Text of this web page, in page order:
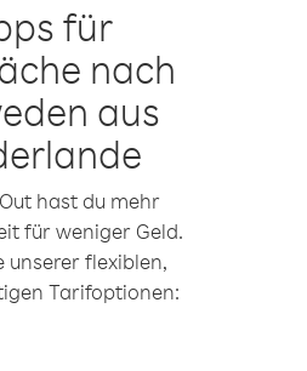
für
nach
aus
hast du mehr
für weniger Geld.
unserer flexiblen,
Tarifoptionen: